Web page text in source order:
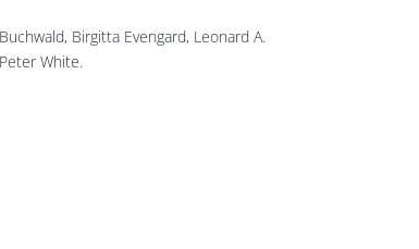
Birgitta Evengard, Leonard A.
White.